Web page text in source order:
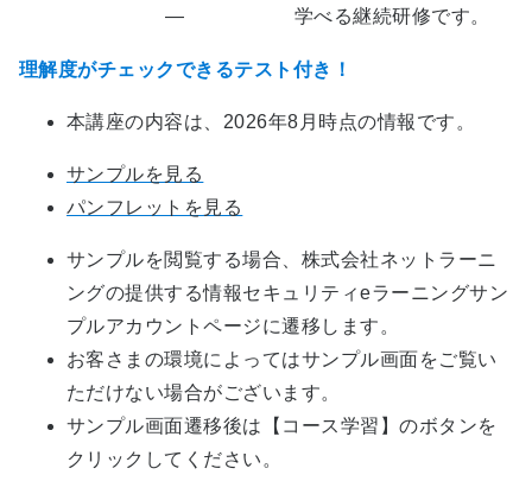
―
学べる継続研修です。
理解度がチェックできるテスト付き！
本講座の内容は、2026年8月時点の情報です。
サンプルを見る
パンフレットを見る
サンプルを閲覧する場合、株式会社ネットラーニ
ングの提供する情報セキュリティeラーニングサン
プルアカウントページに遷移します。
お客さまの環境によってはサンプル画面をご覧い
ただけない場合がございます。
サンプル画面遷移後は【コース学習】のボタンを
クリックしてください。